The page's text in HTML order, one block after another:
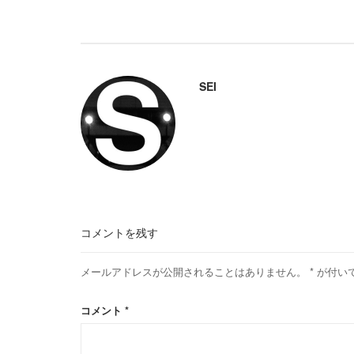
SEI
コメントを残す
メールアドレスが公開されることはありません。 * が付い
コメント *